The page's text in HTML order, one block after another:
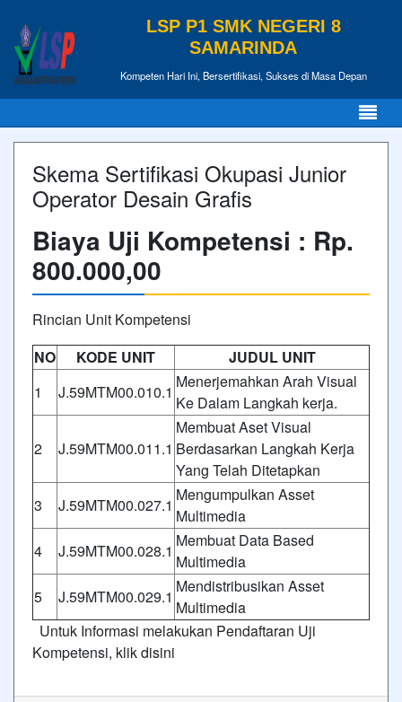
LSP P1 SMK NEGERI 8
SAMARINDA
Kompeten Hari Ini, Bersertifikasi, Sukses di Masa Depan
Skema Sertifikasi Okupasi Junior
Operator Desain Grafis
Biaya Uji Kompetensi : Rp.
800.000,00
Rincian Unit Kompetensi
NO
KODE UNIT
JUDUL UNIT
1
J.59MTM00.010.1
Menerjemahkan Arah Visual
Ke Dalam Langkah kerja.
2 J.59MTM00.011.1
Membuat Aset Visual
Berdasarkan Langkah Kerja
Yang Telah Ditetapkan
3
J.59MTM00.027.1
Mengumpulkan Asset
Multimedia
4
J.59MTM00.028.1
Membuat Data Based
Multimedia
5
J.59MTM00.029.1
Mendistribusikan Asset
Multimedia
Untuk Informasi melakukan Pendaftaran Uji
Kompetensi, klikdisini